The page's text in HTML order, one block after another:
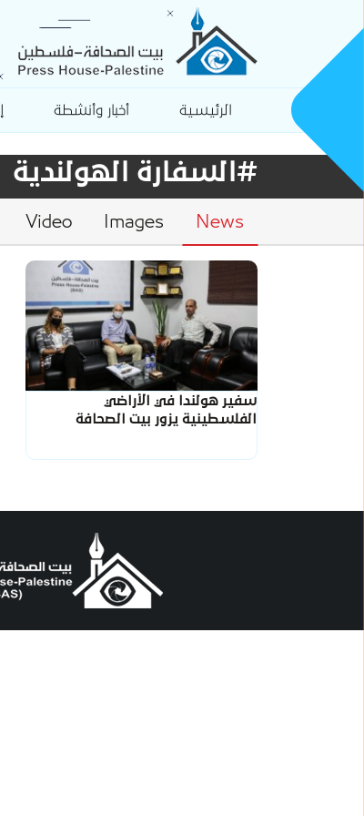
الرئيسية أخبار وأنشطة
#السفارة الهولندية
News
Images
Video
سفير هولندا في الأراضي
الفلسطينية يزور بيت الصحافة